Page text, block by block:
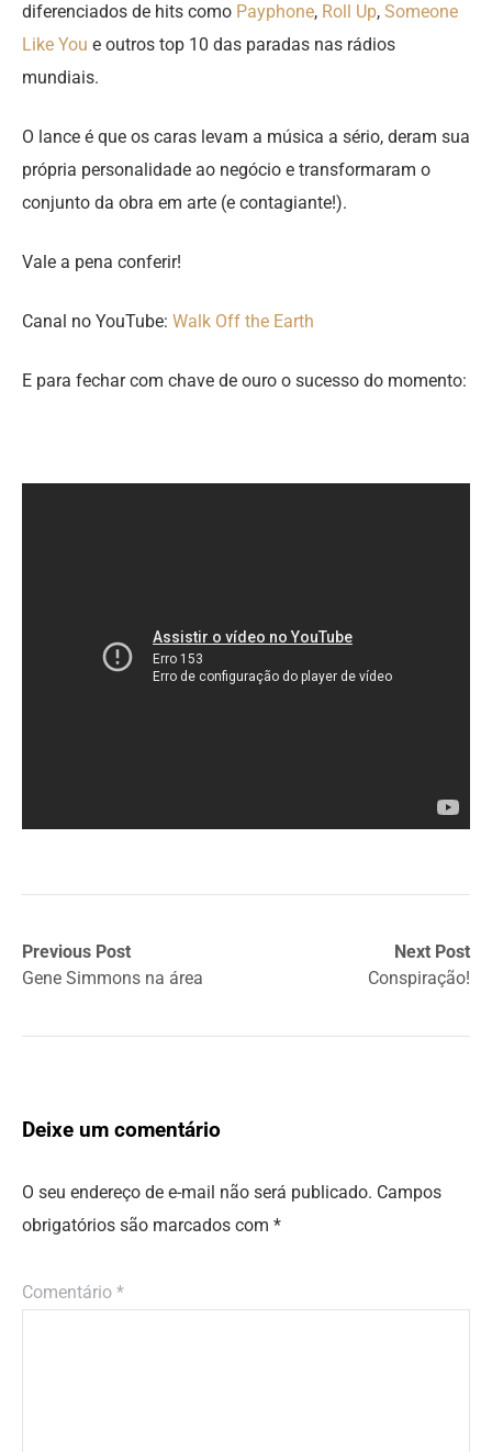
diferenciados de hits como Payphone, Roll Up, Someone
Like You e outros top 10 das paradas nas rádios
mundiais.
O lance é que os caras levam a música a sério, deram sua
própria personalidade ao negócio e transformaram o
conjunto da obra em arte (e contagiante!).
Vale a pena conferir!
Canal no YouTube: Walk Off the Earth
E para fechar com chave de ouro o sucesso do momento:
Previous Post
Gene Simmons na área
Next Post
Conspiração!
Deixe um comentário
O seu endereço de e-mail não será publicado. Campos
obrigatórios são marcados com *
Comentário *